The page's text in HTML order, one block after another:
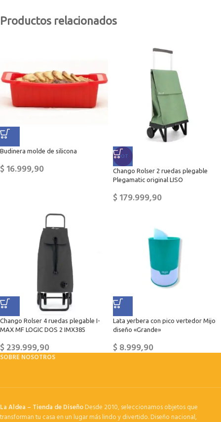
Productos relacionados
Budinera molde de silicona
$16.999,90
HOT
Chango Rolser 2 ruedas plegable
Plegamatic original LISO
$179.999,90
Chango Rolser 4 ruedas plegable I-
MAX MF LOGIC DOS 2 IMX385
$239.999,90
Lata yerbera con pico vertedor Mijo
diseño «Grande»
$8.999,90
SOBRE NOSOTROS
La Aldea – Tienda de DiseñoDesde 2010, seleccionamos objetos que
transforman tu casa en un lugar más lindo y divertido. Diseño nacional,